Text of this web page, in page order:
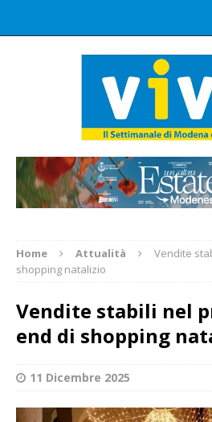
Home Attualità
Vendite
shopping natalizio
Vendite stabili nel
end di shopping
11 Dicembre 2025